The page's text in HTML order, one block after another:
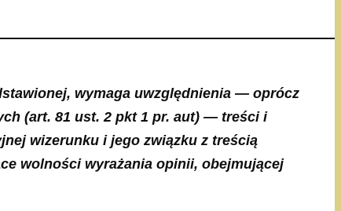
wymaga uwzględnienia — oprócz
(art. 81 ust. 2 pkt 1 pr. aut) — treści i
wizerunku i jego związku z treścią
wolności wyrażania opinii, obejmującej